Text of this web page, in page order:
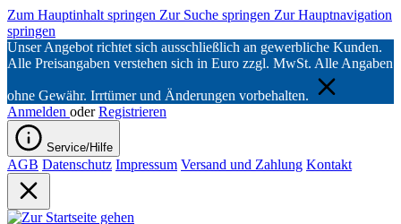
Zum Hauptinhalt springen Zur Suche springen Zur Hauptnavigation
springen
Unser Angebot richtet sich ausschließlich an gewerbliche Kunden.
Alle Preisangaben verstehen sich in Euro zzgl. MwSt. Alle Angaben
ohne Gewähr. Irrtümer und Änderungen vorbehalten.
Anmelden oder Registrieren
Service/Hilfe
AGB Datenschutz Impressum Versand und Zahlung Kontakt